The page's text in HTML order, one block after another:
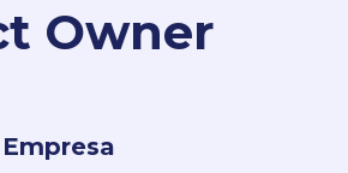
Owner